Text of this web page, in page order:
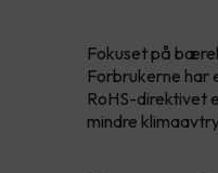
Fokuset på
Forbrukerne har
RoHS-direktivet
mindre